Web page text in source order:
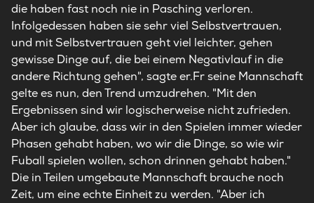
die haben fast noch nie in Pasching verloren.
Infolgedessen haben sie sehr viel Selbstvertrauen,
und mit Selbstvertrauen geht viel leichter, gehen
gewisse Dinge auf, die bei einem Negativlauf in die
andere Richtung gehen", sagte er.Fr seine Mannschaft
gelte es nun, den Trend umzudrehen. "Mit den
Ergebnissen sind wir logischerweise nicht zufrieden.
Aber ich glaube, dass wir in den Spielen immer wieder
Phasen gehabt haben, wo wir die Dinge, so wie wir
Fuball spielen wollen, schon drinnen gehabt haben."
Die in Teilen umgebaute Mannschaft brauche noch
Zeit, um eine echte Einheit zu werden. "Aber ich